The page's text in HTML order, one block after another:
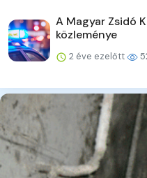
A Magyar Zsidó
közleménye
2 éve ezelőtt